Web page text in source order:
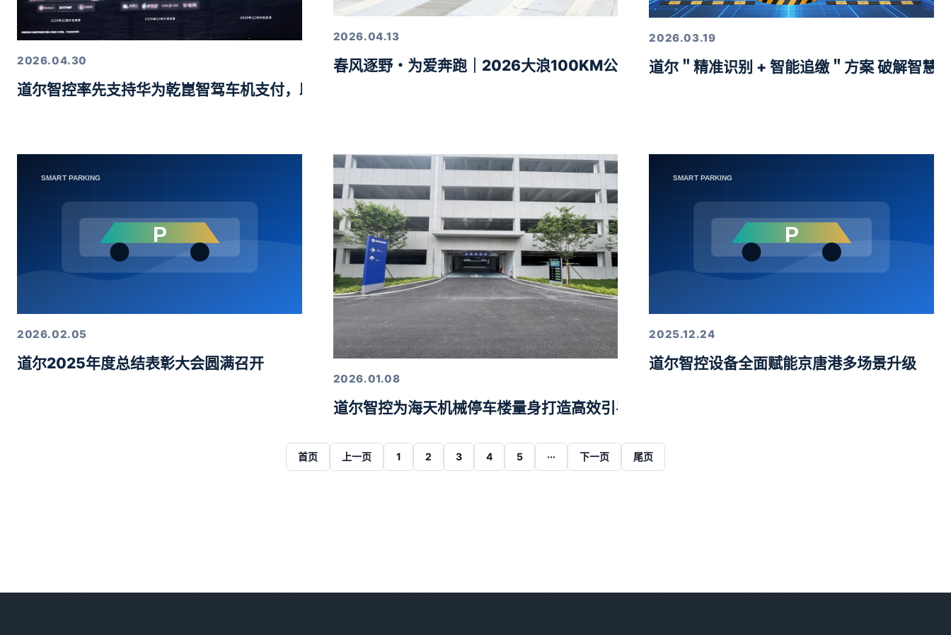
2026.04.30
道尔智控率先支持华为乾崑智驾车机支付，助力10分钟智驾生活圈落地
2026.04.13
春风逐野・为爱奔跑｜2026大浪100KM公益挑战赛圆满举行
2026.03.19
道尔＂精准识别 + 智能追缴＂方案 破解智慧
2026.02.05
道尔2025年度总结表彰大会圆满召开
2026.01.08
道尔智控为海天机械停车楼量身打造高效引导解决方案
2025.12.24
道尔智控设备全面赋能京唐港多场景升级
首页 上一页 1 2 3 4 5 ··· 下一页 尾页